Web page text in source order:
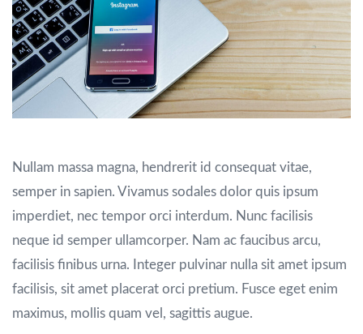
Nullam massa magna, hendrerit id consequat vitae,
semper in sapien. Vivamus sodales dolor quis ipsum
imperdiet, nec tempor orci interdum. Nunc facilisis
neque id semper ullamcorper. Nam ac faucibus arcu,
facilisis finibus urna. Integer pulvinar nulla sit amet ipsum
facilisis, sit amet placerat orci pretium. Fusce eget enim
maximus, mollis quam vel, sagittis augue.